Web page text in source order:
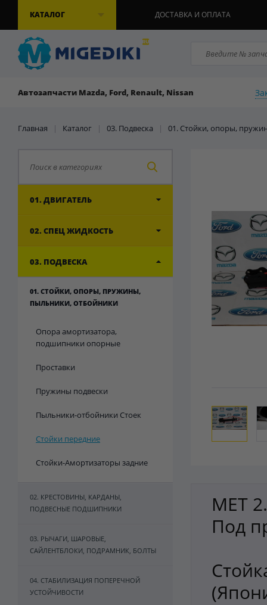
КАТАЛОГ ДОСТАВКА И ОПЛАТА
Автозапчасти Mazda, Ford, Renault, Nissan
Главная | Каталог | 03. Подвеска | 01. Стойки, опоры,
01. ДВИГАТЕЛЬ
02. СПЕЦ ЖИДКОСТЬ
03. ПОДВЕСКА
01. СТОЙКИ, ОПОРЫ, ПРУЖИНЫ,
ПЫЛЬНИКИ, ОТБОЙНИКИ
Опора амортизатора,
подшипники опорные
Проставки
Пружины подвески
Пыльники-отбойники Стоек
Стойки передние
Стойки-Амортизаторы задние
02. КРЕСТОВИНЫ, КАРДАНЫ,
ПОДВЕСНЫЕ ПОДШИПНИКИ
03. РЫЧАГИ, ШАРОВЫЕ,
САЙЛЕНТБЛОКИ, ПОДРАМНИК, БОЛТЫ
04. СТАБИЛИЗАЦИЯ ПОПЕРЕЧНОЙ
УСТОЙЧИВОСТИ
MET
Под